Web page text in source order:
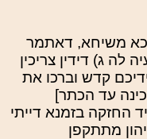
משיחא, דאתמר
לה ג) דידין צריכין
קדש וברכו את
עד הכתר]
החזקה בזמנא דייתי
מתתקפן